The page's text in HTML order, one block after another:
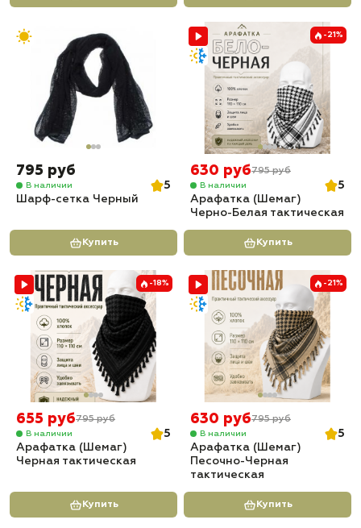
795 руб
В наличии
5
Шарф-сетка Черный
Купить
-21%
630 руб795 руб
В наличии
5
Арафатка (Шемаг)
Черно-Белая тактическая
Купить
-18%
655 руб795 руб
В наличии
5
Арафатка (Шемаг)
Черная тактическая
Купить
-21%
630 руб795 руб
В наличии
5
Арафатка (Шемаг)
Песочно-Черная
тактическая
Купить